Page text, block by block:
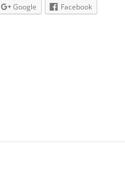
Google Facebook